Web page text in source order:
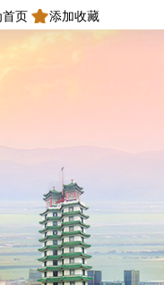
页 添加收藏